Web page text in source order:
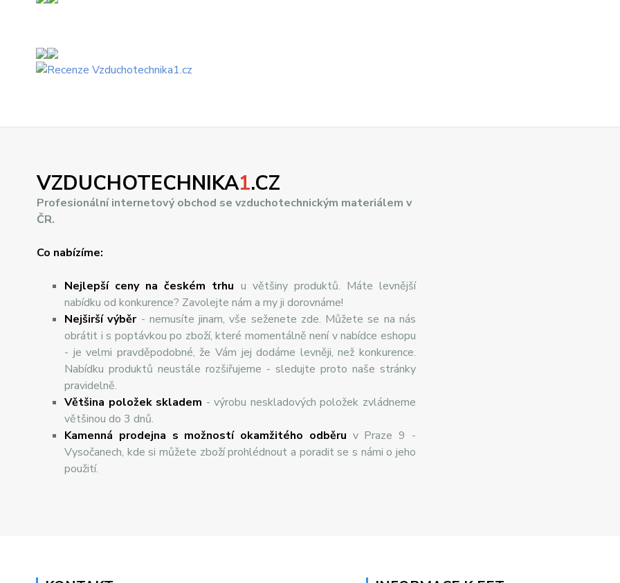
VZDUCHOTECHNIKA1.CZ
Profesionální internetový obchod se vzduchotechnickým materiálem v
ČR.
Co nabízíme:
Nejlepší ceny na českém trhu u většiny produktů. Máte levnější
nabídku od konkurence? Zavolejte nám a my ji dorovnáme!
Nejširšívýběr- nemusíte jinam, vše seženete zde. Můžete se na nás
obrátit i s poptávkou po zboží, které momentálně není v nabídce eshopu
- je velmi pravděpodobné, že Vám jej dodáme levněji, než konkurence.
Nabídku produktů neustále rozšiřujeme - sledujte proto naše stránky
pravidelně.
Většina položek skladem - výrobu neskladových položek zvládneme
většinou do 3 dnů.
Kamenná prodejna s možností okamžitého odběru v Praze 9 -
Vysočanech, kde si můžete zboží prohlédnout a poradit se s námi o jeho
použití.